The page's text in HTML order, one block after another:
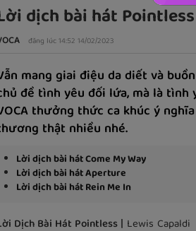
dịch bài hát Pointless
đăng lúc 14:52 14/02/2023
mang giai điệu da diết và
đề tình yêu đối lứa, mà là tình
thưởng thức ca khúc ý
thật nhiều nhé.
Lời dịch bài hát Come My Way
Lời dịch bài hát Aperture
Lời dịch bài hát Rein Me In
Dịch Bài Hát Pointless | Lewis Capaldi